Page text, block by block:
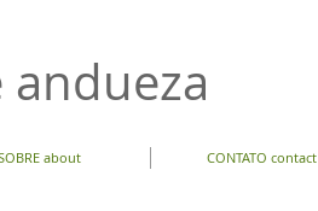
about CONTATO contact